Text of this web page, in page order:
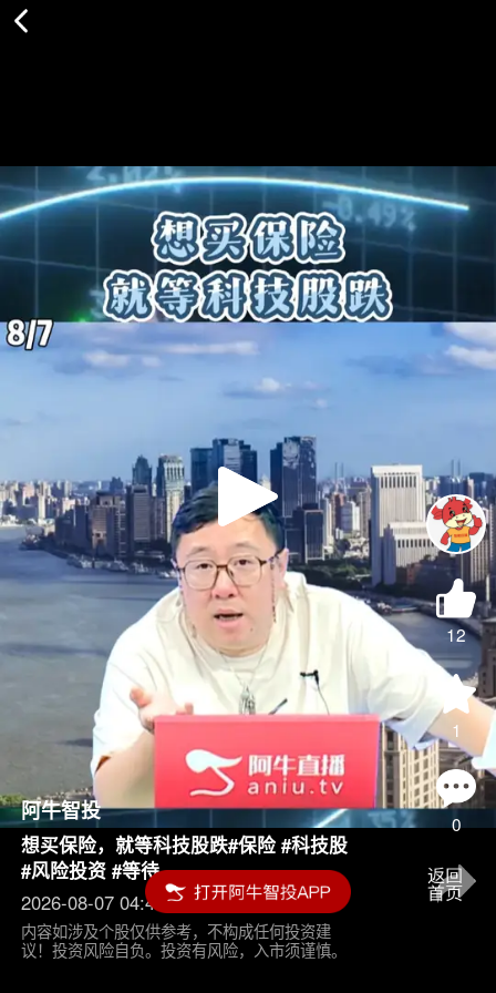
Play
Video
12
1
0
阿牛智投
想买保险，就等科技股跌#保险 #科技股
#风险投资 #等待
2026-08-07 04:45
内容如涉及个股仅供参考，不构成任何投资建
议！投资风险自负。投资有风险，入市须谨慎。